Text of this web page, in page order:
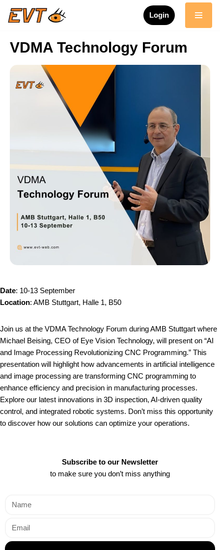
content
Login
VDMA Technology Forum
Date: 10-13 September
Location: AMB Stuttgart, Halle 1, B50
Join us at the VDMA Technology Forum during AMB Stuttgart where
Michael Beising, CEO of Eye Vision Technology, will present on “AI
and Image Processing Revolutionizing CNC Programming.” This
presentation will highlight how advancements in artificial intelligence
and image processing are transforming CNC programming to
enhance efficiency and precision in manufacturing processes.
Explore our latest innovations in 3D inspection, AI-driven quality
control, and integrated robotic systems. Don’t miss this opportunity
to discover how our solutions can optimize your operations.
Subscribe to our Newsletter
to make sure you don’t miss anything